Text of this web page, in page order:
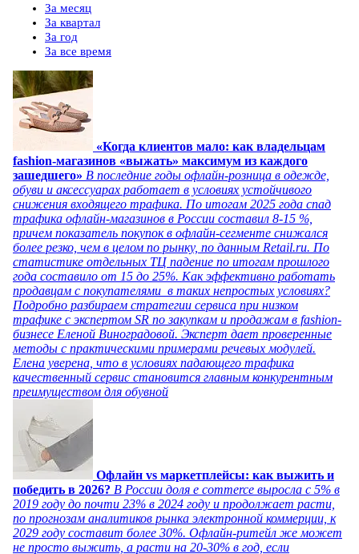
За месяц
За квартал
За год
За все время
«Когда клиентов мало: как владельцам
fashion-магазинов «выжать» максимум из каждого
зашедшего» В последние годы офлайн-розница в одежде,
обуви и аксессуарах работает в условиях устойчивого
снижения входящего трафика. По итогам 2025 года спад
трафика офлайн-магазинов в России составил 8-15 %,
причем показатель покупок в офлайн-сегменте снижался
более резко, чем в целом по рынку, по данным Retail.ru. По
статистике отдельных ТЦ падение по итогам прошлого
года составило от 15 до 25%. Как эффективно работать
продавцам с покупателями в таких непростых условиях?
Подробно разбираем стратегии сервиса при низком
трафике с экспертом SR по закупкам и продажам в fashion-
бизнесе Еленой Виноградовой. Эксперт дает проверенные
методы с практическими примерами речевых модулей.
Елена уверена, что в условиях падающего трафика
качественный сервис становится главным конкурентным
преимуществом для обувной
Офлайн vs маркетплейсы: как выжить и
победить в 2026? В России доля e commerce выросла с 5% в
2019 году до почти 23% в 2024 году и продолжает расти,
по прогнозам аналитиков рынка электронной коммерции, к
2029 году составит более 30%. Офлайн-ритейл же может
не просто выжить, а расти на 20-30% в год, если